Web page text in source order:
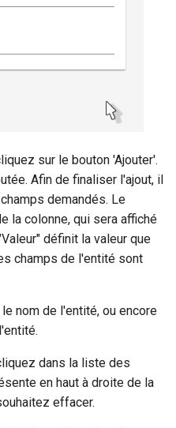
sur le bouton 'Ajouter'.
Afin de finaliser l'ajout, il
demandés. Le
la colonne, qui sera affiché
définit la valeur que
champs de l'entité sont
nom de l'entité, ou encore
dans la liste des
en haut à droite de la
effacer.